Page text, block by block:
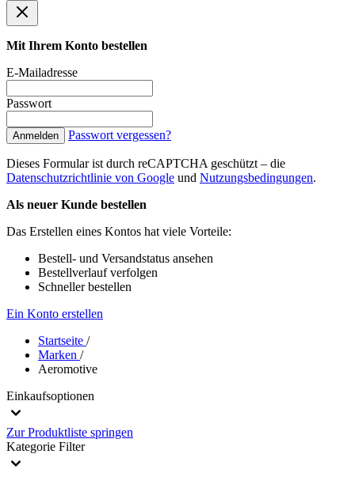
Mit Ihrem Konto bestellen
E-Mailadresse
Passwort
Anmelden Passwort vergessen?
Dieses Formular ist durch reCAPTCHA geschützt – die
Datenschutzrichtlinie von Google und Nutzungsbedingungen.
Als neuer Kunde bestellen
Das Erstellen eines Kontos hat viele Vorteile:
Bestell- und Versandstatus ansehen
Bestellverlauf verfolgen
Schneller bestellen
Ein Konto erstellen
Startseite /
Marken /
Aeromotive
Einkaufsoptionen
Zur Produktliste springen
Kategorie Filter